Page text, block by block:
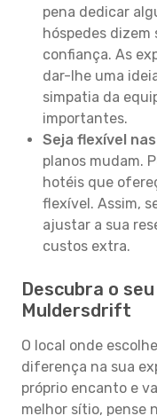
pena dedicar
hóspedes dizem
confiança. As
dar-lhe uma
simpatia da
importantes.
Seja flexível
planos mudam.
hotéis que
flexível. Assim,
ajustar a sua
custos extra.
Descubra o
Muldersdrift
O local onde
diferença na sua
próprio encanto e
melhor sítio, pense